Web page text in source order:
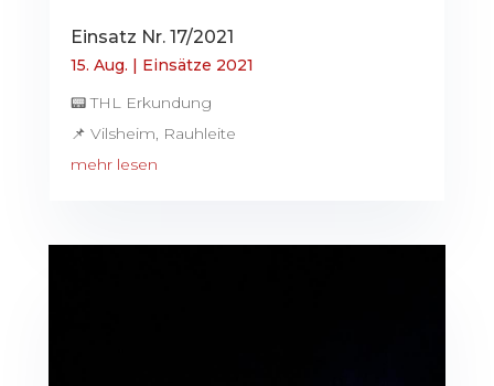
Einsatz Nr. 17/2021
15. Aug. | Einsätze 2021
📟 THL Erkundung
📌 Vilsheim, Rauhleite
mehr lesen